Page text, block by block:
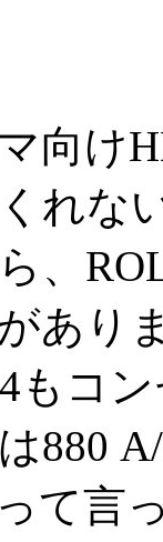
向け
れな
、
あり
もコ
880
て言